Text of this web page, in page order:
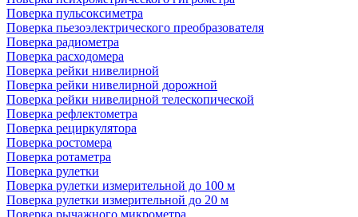
Поверка пульсоксиметра
Поверка пьезоэлектрического преобразователя
Поверка радиометра
Поверка расходомера
Поверка рейки нивелирной
Поверка рейки нивелирной дорожной
Поверка рейки нивелирной телескопической
Поверка рефлектометра
Поверка рециркулятора
Поверка ростомера
Поверка ротаметра
Поверка рулетки
Поверка рулетки измерительной до 100 м
Поверка рулетки измерительной до 20 м
Поверка рычажного микрометра